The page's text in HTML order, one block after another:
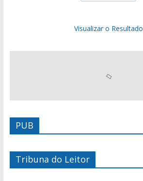
Visualizar o Resultado
PUB
Tribuna do Leitor